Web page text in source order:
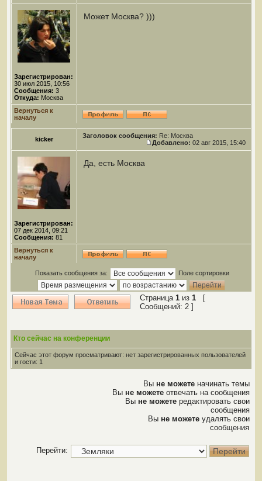
Зарегистрирован:
30 июл 2015, 10:56
Сообщения: 3
Откуда: Москва
Может Москва? )))
Вернуться к
началу
kicker Заголовок сообщения: Re: Москва
Добавлено: 02 авг 2015, 15:40
Зарегистрирован:
07 дек 2014, 09:21
Сообщения: 81
Да, есть Москва
Вернуться к
началу
Показать сообщения за: Поле сортировки
Страница 1 из 1 [
Сообщений: 2 ]
Кто сейчас на конференции
Сейчас этот форум просматривают: нет зарегистрированных пользователей
и гости: 1
Вы не можете начинать темы
Вы не можете отвечать на сообщения
Вы не можете редактировать свои
сообщения
Вы не можете удалять свои
сообщения
Перейти: